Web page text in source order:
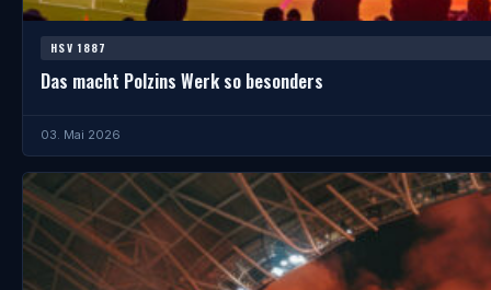
HSV 1887
Das macht Polzins Werk so besonders
03. Mai 2026